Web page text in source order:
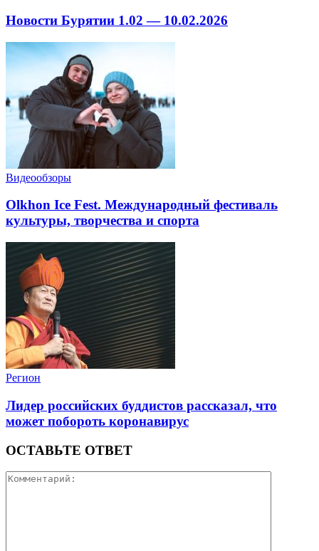
Новости Бурятии 1.02 — 10.02.2026
Видеообзоры
Olkhon Ice Fest. Международный фестиваль
культуры, творчества и спорта
Регион
Лидер российских буддистов рассказал, что
может побороть коронавирус
ОСТАВЬТЕ ОТВЕТ